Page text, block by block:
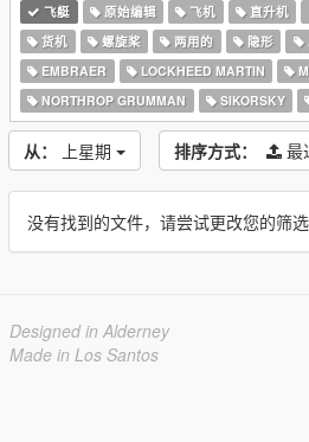
飞艇 原始编辑 飞机 直升机
货机
螺旋桨 两用的 隐形
EMBRAER
LOCKHEED MARTIN
NORTHROP GRUMMAN
SIKORSKY
从： 上星期 排序方式： 最
没有找到的文件，请尝试更改您的筛选
Designed in Alderney
Made in Los Santos